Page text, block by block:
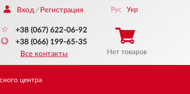
Вход / Регистрация
+38 (067) 622-06-92
+38 (066) 199-65-35
Все контакты
Рус Укр
Нет товаров
центра